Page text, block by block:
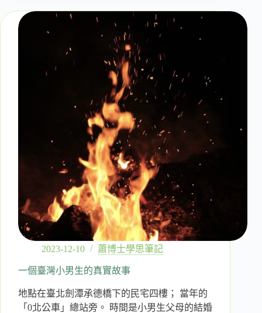
字
應
2023-12-10 蕭博士學思筆記
一個臺灣小男生的真實故事
地點在臺北劍潭承德橋下的民宅四樓； 當年的
「0北公車」總站旁。 時間是小男生父母的結婚